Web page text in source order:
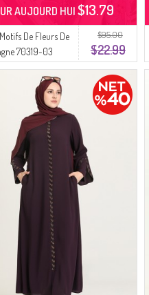
$95.00
$22.99
De Fleurs De
70319-03
AUJOURD HUI$13.79